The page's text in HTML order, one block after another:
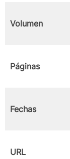
Volumen
Páginas
Fechas
URL